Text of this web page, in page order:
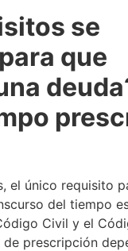
se
que
el único requisito
del tiempo
Civil y el
prescripción